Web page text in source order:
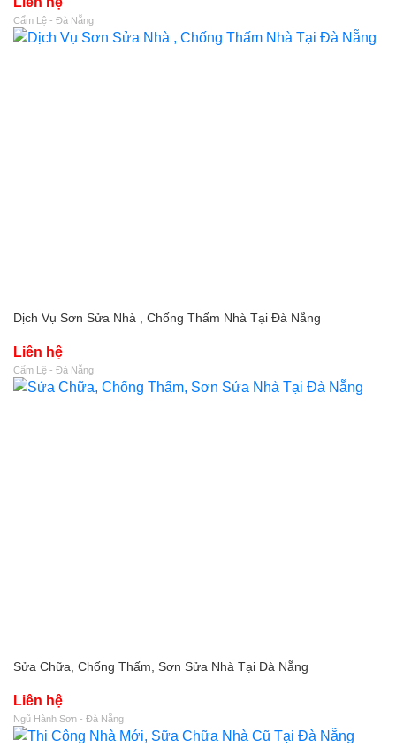
Cẩm Lệ - Đà Nẵng
Dịch Vụ Sơn Sửa Nhà , Chống Thấm Nhà Tại Đà Nẵng
Liên hệ
Cẩm Lệ - Đà Nẵng
Sửa Chữa, Chống Thấm, Sơn Sửa Nhà Tại Đà Nẵng
Liên hệ
Ngũ Hành Sơn - Đà Nẵng